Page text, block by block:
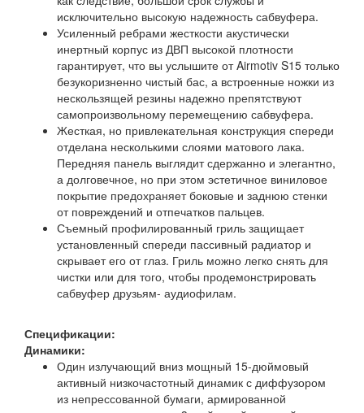
исключительно высокую надежность сабвуфера.
Усиленный ребрами жесткости акустически
инертный корпус из ДВП высокой плотности
гарантирует, что вы услышите от Airmotiv S15 только
безукоризненно чистый бас, а встроенные ножки из
нескользящей резины надежно препятствуют
самопроизвольному перемещению сабвуфера.
Жесткая, но привлекательная конструкция спереди
отделана несколькими слоями матового лака.
Передняя панель выглядит сдержанно и элегантно,
а долговечное, но при этом эстетичное виниловое
покрытие предохраняет боковые и заднюю стенки
от повреждений и отпечатков пальцев.
Съемный профилированный гриль защищает
установленный спереди пассивный радиатор и
скрывает его от глаз. Гриль можно легко снять для
чистки или для того, чтобы продемонстрировать
сабвуфер друзьям- аудиофилам.
Спецификации:
Динамики:
Один излучающий вниз мощный 15-дюймовый
активный низкочастотный динамик с диффузором
из непрессованной бумаги, армированной